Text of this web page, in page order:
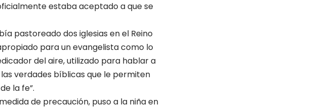
estaba aceptado a que se
pastoreado dos iglesias en el Reino
para un evangelista como lo
del aire, utilizado para hablar a
verdades bíblicas que le permiten
la fe”.
de precaución, puso a la niña en